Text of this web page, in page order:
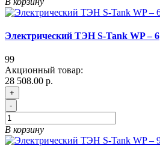
Электрический ТЭН S-Tank WP – 6
99
Акционный товар:
28 508.00 р.
+
-
В корзину